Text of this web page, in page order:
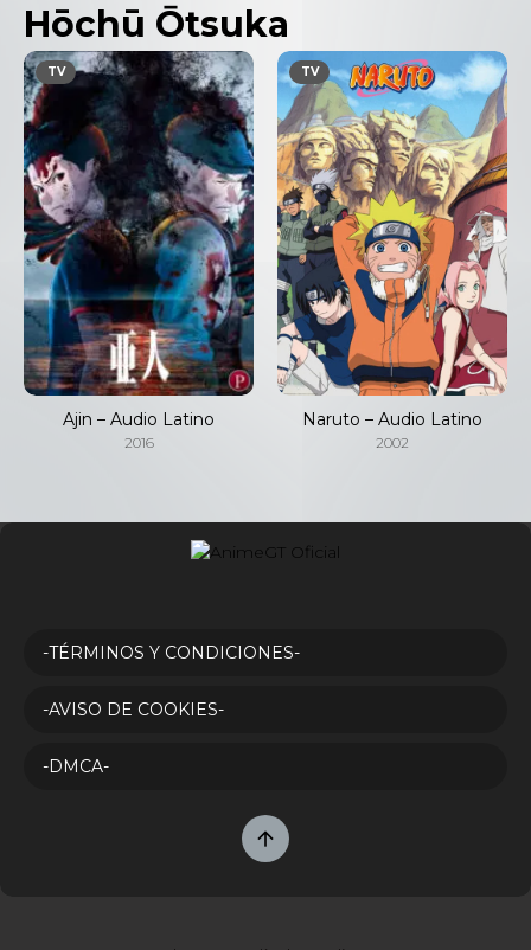
Hōchū Ōtsuka
TV
Ajin – Audio Latino
2016
TV
Naruto – Audio Latino
2002
-TÉRMINOS Y CONDICIONES-
-AVISO DE COOKIES-
-DMCA-